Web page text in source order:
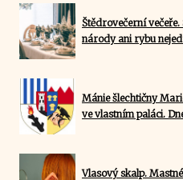
Štědrovečerní
národy ani rybu
Mánie šlechtičny
ve vlastním paláci.
Vlasový skalp.